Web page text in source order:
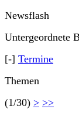
Newsflash
Untergeordnete
[-] Termine
Themen
(1/30) > >>